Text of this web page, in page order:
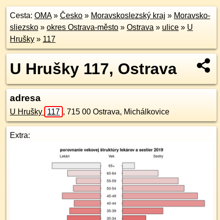
Cesta: OMA» Česko » Moravskoslezský kraj » Moravsko-
sliezsko » okres Ostrava-město » Ostrava » ulice » U
Hrušky » 117
U Hrušky 117, Ostrava
adresa
U Hrušky 117 , 715 00 Ostrava, Michálkovice
Extra: